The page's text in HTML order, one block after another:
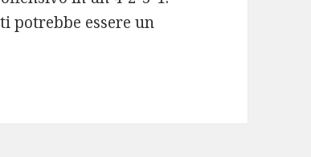
potrebbe essere un